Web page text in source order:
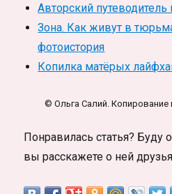
Авторский путеводитель
Зона. Как живут в
фотоистория
Копилка матёрых
© Ольга Салий. Копирование
Понравилась статья? Буду
вы расскажете о ней